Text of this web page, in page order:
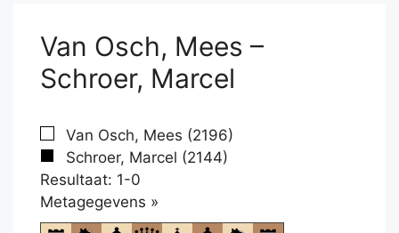
Van Osch, Mees –
Schroer, Marcel
Van Osch, Mees (2196)
Schroer, Marcel (2144)
Resultaat: 1-0
Metagegevens »
om